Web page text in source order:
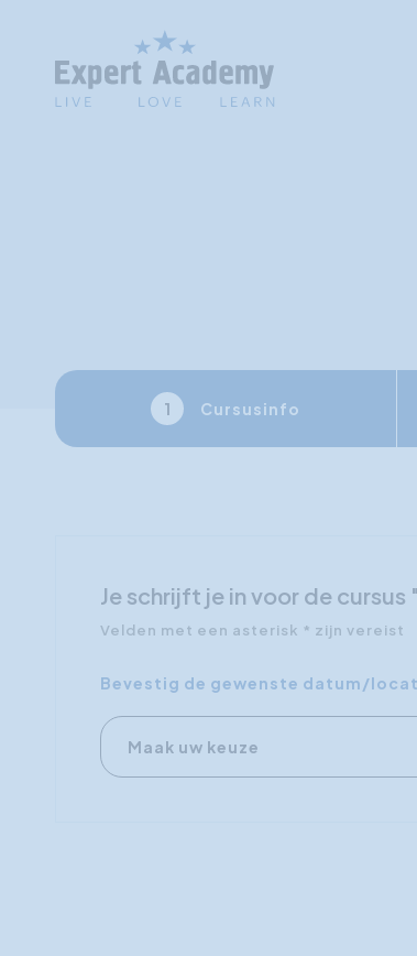
1 Cursusinfo
Je schrijft je in voor de cursus
Velden met een asterisk * zijn vereist
Bevestig de gewenste datum/